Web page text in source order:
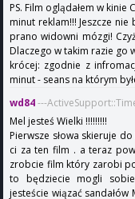
PS. Film oglądałem w
minut reklam!!! Jeszcze nie
prano widowni mózgi!
Dlaczego w takim razie go
krócej: zgodnie z
minut - seans na którym
wd84---
Mel jesteś Wielki !!!!!!!!!
Pierwsze słowa skieruje do
ci za ten film . a teraz
zrobcie film który zarobi
to będziecie mogli
jesteście wiązać